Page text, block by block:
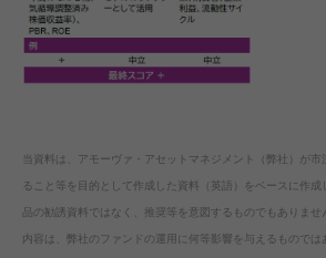
当資料は、アモーヴァ・アセットマネジメント（弊社）が
ること等を目的として作成した資料（英語）をベースに作成
品の勧誘資料ではなく、推奨等を意図するものでもありま
内容は、弊社のファンドの運用に何等影響を与えるもので